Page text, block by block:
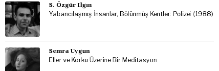
S. Özgür Ilgın
Yabancılaşmış İnsanlar, Bölünmüş Kentler: Polizei (1988)
Semra Uygun
Eller ve Korku Üzerine Bir Meditasyon